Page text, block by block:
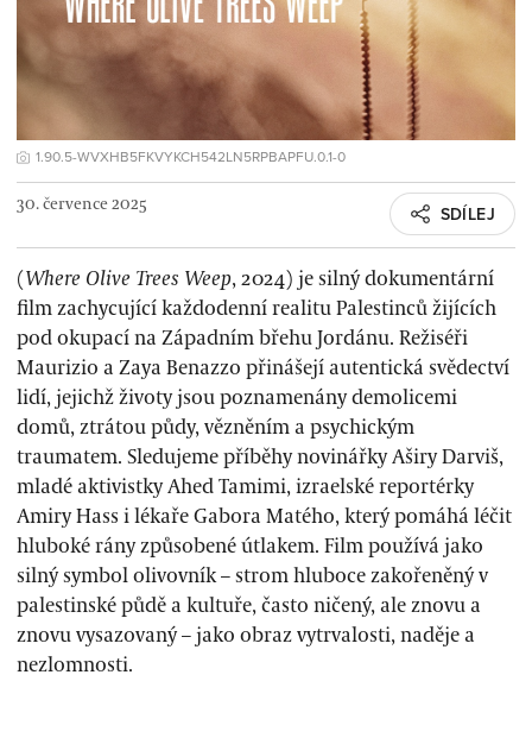
1.90.5-WVXHB5FKVYKCH542LN5RPBAPFU.0.1-0
30. července 2025 SDÍLEJ
(Where Olive Trees Weep, 2024) je silný dokumentární
film zachycující každodenní realitu Palestinců žijících
pod okupací na Západním břehu Jordánu. Režiséři
Maurizio a Zaya Benazzo přinášejí autentická svědectví
lidí, jejichž životy jsou poznamenány demolicemi
domů, ztrátou půdy, vězněním a psychickým
traumatem. Sledujeme příběhy novinářky Aširy Darviš,
mladé aktivistky Ahed Tamimi, izraelské reportérky
Amiry Hass i lékaře Gabora Matého, který pomáhá léčit
hluboké rány způsobené útlakem. Film používá jako
silný symbol olivovník – strom hluboce zakořeněný v
palestinské půdě a kultuře, často ničený, ale znovu a
znovu vysazovaný – jako obraz vytrvalosti, naděje a
nezlomnosti.